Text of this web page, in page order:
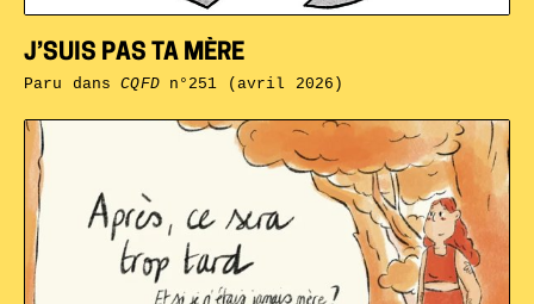
J’SUIS PAS TA MÈRE
Paru dansCQFDn°251 (avril 2026)